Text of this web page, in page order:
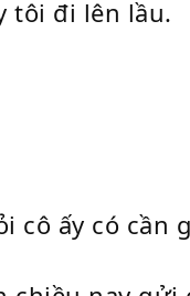
tôi đi lên lầu.
cô ấy có cần